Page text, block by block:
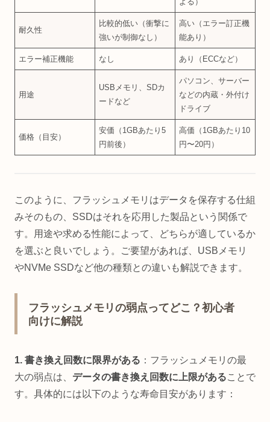
耐久性
比較的低い（衝撃に
強いが制御なし）
高い（エラー訂正機
能あり）
エラー補正機能 なし あり（ECCなど）
用途
USBメモリ、SDカ
ードなど
パソコン、サーバー
などの内蔵・外付け
ドライブ
価格（目安）
安価（1GBあたり5
円前後）
高価（1GBあたり10
円〜20円）
このように、フラッシュメモリはデータを保存する仕組
みそのもの、SSDはそれを応用した製品という関係で
す。用途や求める性能によって、どちらが適しているか
を選ぶと良いでしょう。ご要望があれば、USBメモリ
やNVMe SSDなど他の種類との違いも解説できます。
フラッシュメモリの弱点ってどこ？初心者
向けに解説
1. 書き換え回数に限界がある ：フラッシュメモリの最
大の弱点は、 データの書き換え回数に上限があることで
す。具体的には以下のような寿命目安があります：